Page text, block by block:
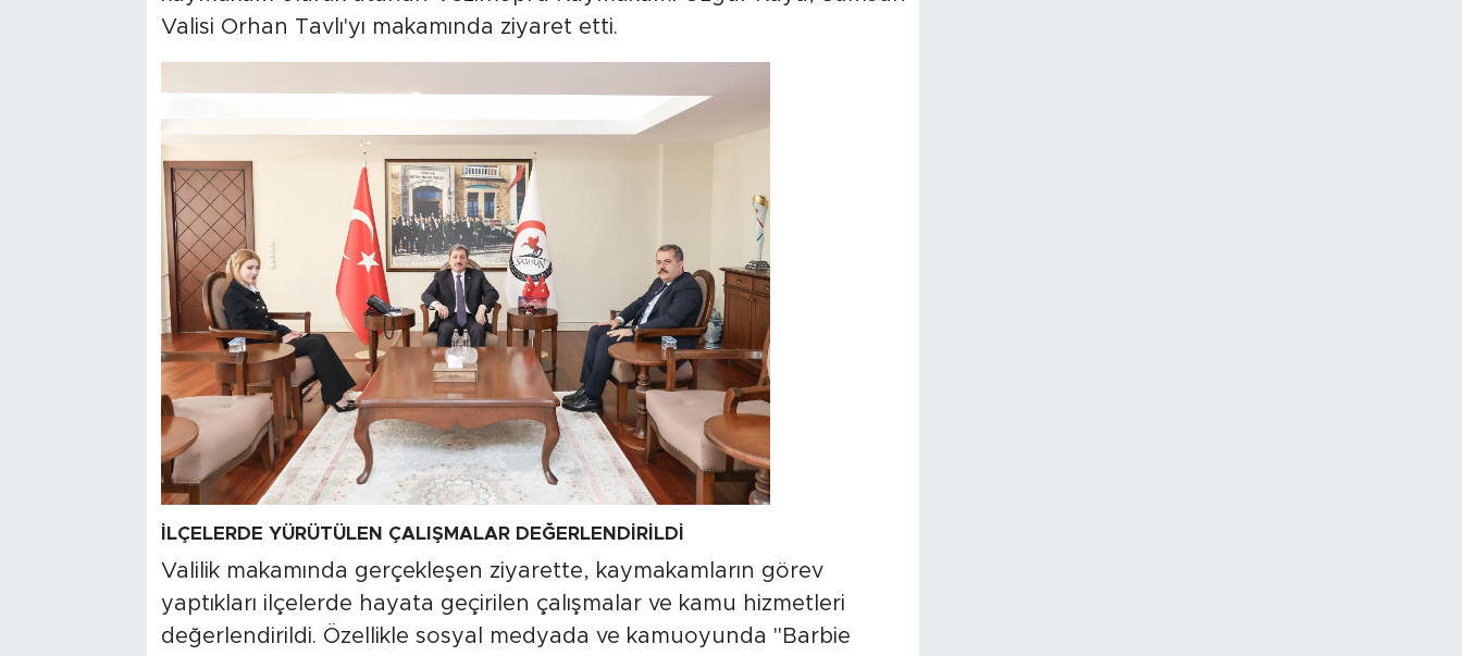
Valisi Orhan Tavlı'yı makamında ziyaret etti.
İLÇELERDE YÜRÜTÜLEN ÇALIŞMALAR DEĞERLENDİRİLDİ
Valilik makamında gerçekleşen ziyarette, kaymakamların görev
yaptıkları ilçelerde hayata geçirilen çalışmalar ve kamu hizmetleri
değerlendirildi. Özellikle sosyal medyada ve kamuoyunda "Barbie